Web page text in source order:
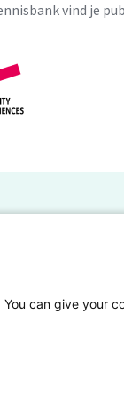
vind je
can give your